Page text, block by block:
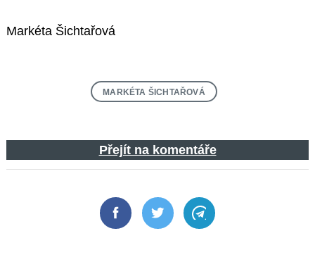
Markéta Šichtařová
MARKÉTA ŠICHTAŘOVÁ
Přejít na komentáře
FacebookTwitter Telegram